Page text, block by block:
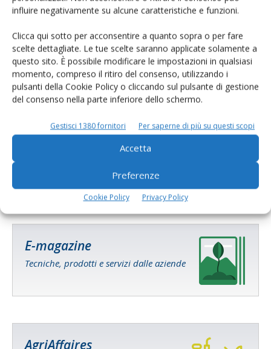
influire negativamente su alcune caratteristiche e funzioni.
Clicca qui sotto per acconsentire a quanto sopra o per fare
scelte dettagliate. Le tue scelte saranno applicate solamente a
questo sito. È possibile modificare le impostazioni in qualsiasi
momento, compreso il ritiro del consenso, utilizzando i
pulsanti della Cookie Policy o cliccando sul pulsante di gestione
del consenso nella parte inferiore dello schermo.
Gestisci 1380 fornitori Per saperne di più su questi scopi
Accetta
Preferenze
Cookie Policy Privacy Policy
Catalogo Aziende e Prodotti
prodotto!
Cerca adesso
L'esperto risponde
I consigli di Terra e Vita agli agricoltori
Cerca adesso
E-magazine
Tecniche, prodotti e servizi dalle aziende
AgriAffaires